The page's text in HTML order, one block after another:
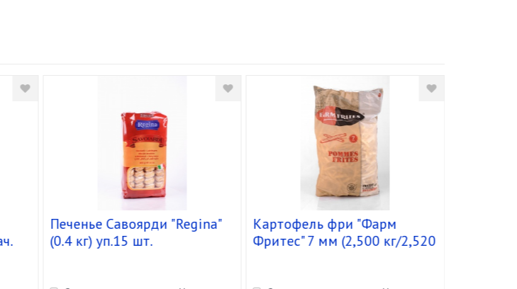
Печенье Савоярди "Regina"
(0.4 кг) уп.15 шт.
Картофель фри "Фарм
Фритес" 7 мм (2,500 кг/2,520